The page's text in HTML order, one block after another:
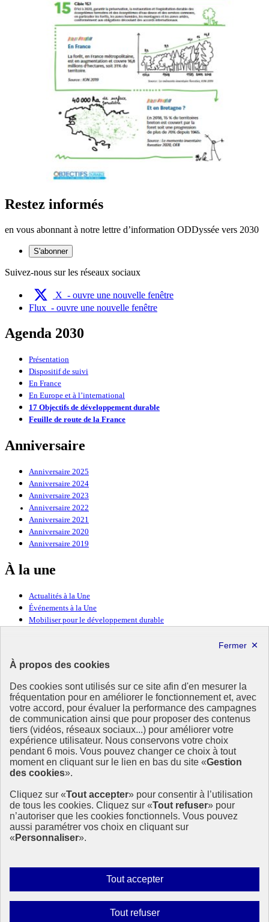
À propos des cookies
Des cookies sont utilisés sur ce site afin d'en mesurer la
fréquentation pour en améliorer le fonctionnement et, avec
votre accord, pour évaluer la performance des campagnes
de communication ainsi que pour proposer des contenus
tiers (vidéos, réseaux sociaux...) pour améliorer votre
expérience utilisateur. Nous conservons votre choix
pendant 6 mois. Vous pouvez changer ce choix à tout
moment en cliquant sur le lien en bas du site «Gestion
des cookies».
Cliquez sur «Tout accepter» pour consentir à l’utilisation
de tous les cookies. Cliquez sur «Tout refuser» pour
n’autoriser que les cookies fonctionnels. Vous pouvez
aussi paramétrer vos choix en cliquant sur
« Personnaliser».
Tout accepterAutoriser
tous
Tout refuserInterdire
Restez informés
en vous abonnant à notre lettre d’information ODDyssée vers 2030
S'abonner
Suivez-nous sur les réseaux sociaux
X - ouvre une nouvelle fenêtre
Flux - ouvre une nouvelle fenêtre
Agenda 2030
Présentation
Dispositif de suivi
En France
En Europe et à l’international
17 Objectifs de développement durable
Feuille de route de la France
Anniversaire
Anniversaire 2025
Anniversaire 2024
Anniversaire 2023
Anniversaire 2022
Anniversaire 2021
Anniversaire 2020
Anniversaire 2019
À la une
Actualités à la Une
Événements à la Une
Mobiliser pour le développement durable
Ressources
Ressources
La Méth’ODD
Gouvernement
Ce site propose l’information de référence concernant l’Agenda
2030 et la feuille de route de la France. Il valorise la mobilisation de
tous les acteurs.
info.gouv.fr- ouvre une nouvelle fenêtre
service-public.fr - ouvre une nouvelle fenêtre
legifrance.gouv.fr- ouvre une nouvelle fenêtre
data.gouv.fr- ouvre une nouvelle fenêtre
Plan du site
Mentions légales